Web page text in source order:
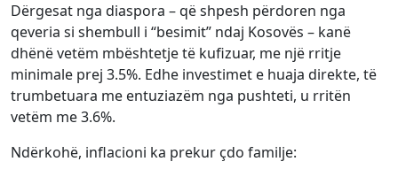
Dërgesat nga diaspora – që shpesh përdoren nga
qeveria si shembull i “besimit” ndaj Kosovës – kanë
dhënë vetëm mbështetje të kufizuar, me një rritje
minimale prej 3.5%. Edhe investimet e huaja direkte, të
trumbetuara me entuziazëm nga pushteti, u rritën
vetëm me 3.6%.
Ndërkohë, inflacioni ka prekur çdo familje: